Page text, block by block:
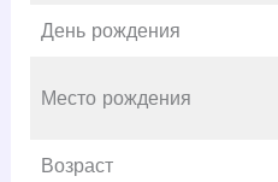
День рождения
Место рождения
Возраст